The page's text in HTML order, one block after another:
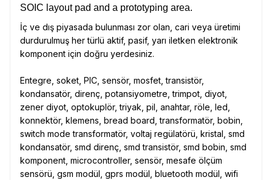
SOIC layout pad and a prototyping area.
İç ve dış piyasada bulunması zor olan, cari veya üretimi
durdurulmuş her türlü aktif, pasif, yarı iletken elektronik
komponent için doğru yerdesiniz.
Entegre, soket, PIC, sensör, mosfet, transistör,
kondansatör, direnç, potansiyometre, trimpot, diyot,
zener diyot, optokuplör, triyak, pil, anahtar, röle, led,
konnektör, klemens, bread board, transformatör, bobin,
switch mode transformatör, voltaj regülatörü, kristal, smd
kondansatör, smd direnç, smd transistör, smd bobin, smd
komponent, microcontroller, sensör, mesafe ölçüm
sensörü, gsm modül, gprs modül, bluetooth modül, wifi